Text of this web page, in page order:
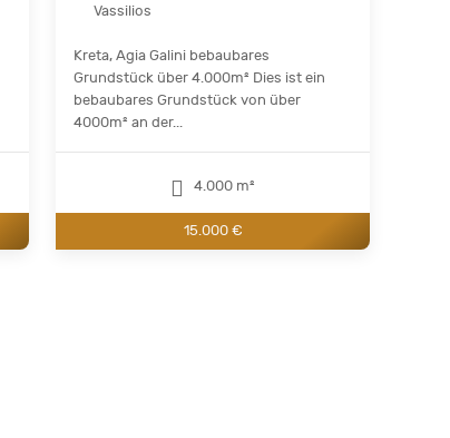
Vassilios
Kreta, Agia Galini bebaubares
Grundstück über 4.000m² Dies ist ein
bebaubares Grundstück von über
4000m² an der...
4.000 m²
15.000 €